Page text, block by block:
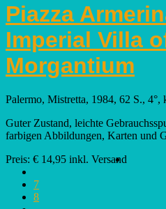
Piazza
Imperial Villa
Morgantium
Palermo, Mistretta, 1984, 62 S., 4°,
Guter Zustand, leichte
farbigen Abbildungen, Karten und
Preis: € 14,95 inkl. Versand
7
8